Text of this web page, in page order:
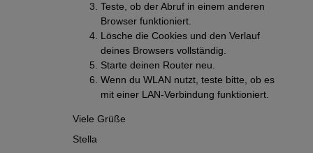
Teste, ob der Abruf in einem anderen
Browser funktioniert.
Lösche die Cookies und den Verlauf
deines Browsers vollständig.
Starte deinen Router neu.
Wenn du WLAN nutzt, teste bitte, ob es
mit einer LAN-Verbindung funktioniert.
Viele Grüße
Stella